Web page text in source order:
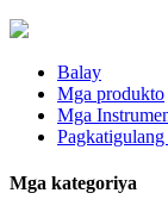
Balay
Mga produkto
Mga
Mga kategoriya